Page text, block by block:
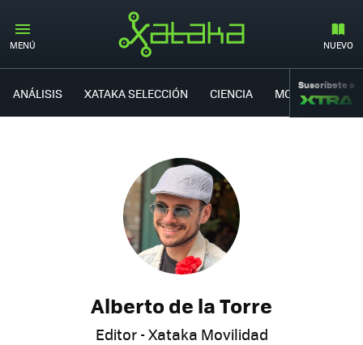
MENÚ NUEVO
ANÁLISIS XATAKA SELECCIÓN CIENCIA MOVILIDAD
Suscríbete a
Alberto de la Torre
Editor - Xataka Movilidad